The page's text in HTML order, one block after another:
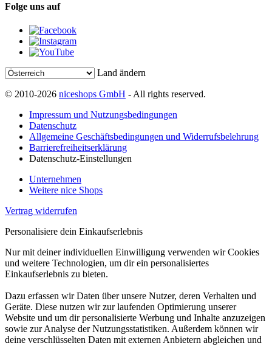
Folge uns auf
Land ändern
© 2010-2026 niceshops GmbH - All rights reserved.
Impressum und Nutzungsbedingungen
Datenschutz
Allgemeine Geschäftsbedingungen und Widerrufsbelehrung
Barrierefreiheitserklärung
Datenschutz-Einstellungen
Unternehmen
Weitere nice Shops
Vertrag widerrufen
Personalisiere dein Einkaufserlebnis
Nur mit deiner individuellen Einwilligung verwenden wir Cookies
und weitere Technologien, um dir ein personalisiertes
Einkaufserlebnis zu bieten.
Dazu erfassen wir Daten über unsere Nutzer, deren Verhalten und
Geräte. Diese nutzen wir zur laufenden Optimierung unserer
Website und um dir personalisierte Werbung und Inhalte anzuzeigen
sowie zur Analyse der Nutzungsstatistiken. Außerdem können wir
deine verschlüsselten Daten mit externen Anbietern abgleichen und